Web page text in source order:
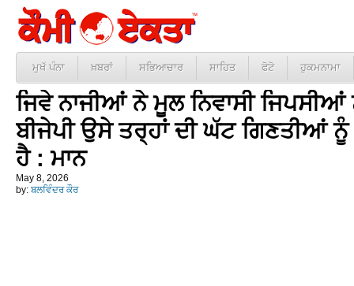
ਮੁਖੱ ਪੰਨਾ ਖ਼ਬਰਾਂ ਸਭਿਆਚਾਰ ਸਾਹਿਤ ਫੋਟੋ ਹੁਕਮਨਾਮਾ
ਜਿਵੇ ਨਾਜੀਆਂ ਨੇ ਮੂਲ ਨਿਵਾਸੀ ਜਿਪਸੀਆਂ
ਬੀਜੇਪੀ ਉਸੇ ਤਰ੍ਹਾਂ ਦੀ ਘੱਟ ਗਿਣਤੀਆਂ ਨੂੰ
ਹੈ : ਮਾਨ
May 8, 2026
by: ਬਲਵਿੰਦਰ ਕੌਰ